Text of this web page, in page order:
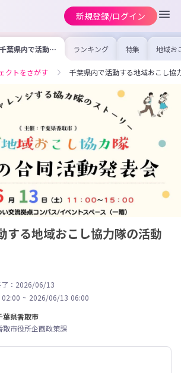
新規登録/ログイン
千葉県内で活動す
る地域おこし協力
ランキング 特集 地域お
の求
を集め
事内容
を比較
けよう
クトをさがす 千葉県内で活動する地域おこし協
する地域おこし協力隊の活動
：2026/06/13
~ 2026/06/13 06:00
葉県香取市
取市役所企画政策課